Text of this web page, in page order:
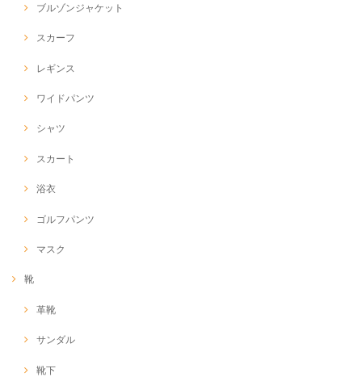
ブルゾンジャケット
スカーフ
レギンス
ワイドパンツ
シャツ
スカート
浴衣
ゴルフパンツ
マスク
靴
革靴
サンダル
靴下